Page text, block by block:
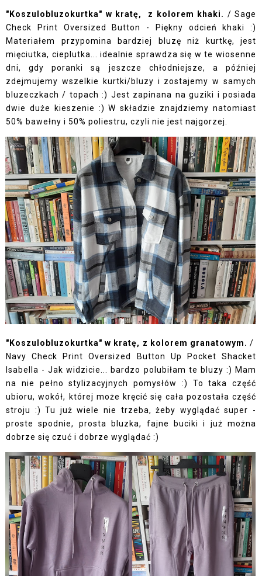
"Koszulobluzokurtka" w kratę, z kolorem khaki. / Sage
Check Print Oversized Button
- Piękny odcień khaki :)
Materiałem przypomina bardziej bluzę niż kurtkę, jest
mięciutka, cieplutka... idealnie sprawdza się w te wiosenne
dni, gdy poranki są jeszcze chłodniejsze, a później
zdejmujemy wszelkie kurtki/bluzy i zostajemy w samych
bluzeczkach / topach :) Jest zapinana na guziki i posiada
dwie duże kieszenie :) W składzie znajdziemy natomiast
50% bawełny i 50% poliestru, czyli nie jest najgorzej.
"Koszulobluzokurtka" w kratę, z kolorem granatowym. /
Navy Check Print Oversized Button Up Pocket Shacket
Isabella - Jak widzicie... bardzo polubiłam te bluzy :) Mam
na nie pełno stylizacyjnych pomysłów :) To taka część
ubioru, wokół, której może kręcić się cała pozostała część
stroju :) Tu już wiele nie trzeba, żeby wyglądać super -
proste spodnie, prosta bluzka, fajne buciki i już można
dobrze się czuć i dobrze wyglądać :)